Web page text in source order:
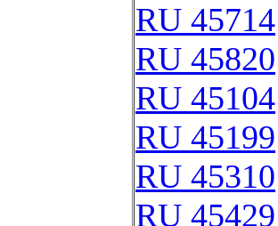
RU 45714
RU 45820
RU 45104
RU 45199
RU 45310
RU 45429